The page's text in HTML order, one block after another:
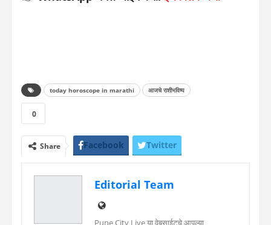
today horoscope in marathi आजचे राशीभविष्य
0
Share Facebook Twitter
Editorial Team
Pune City Live या वेबसाईटचे आपल्या